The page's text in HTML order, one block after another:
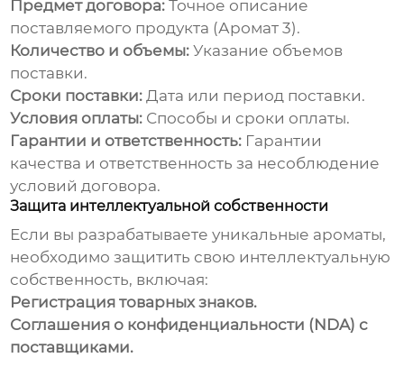
Предмет договора: Точное описание
поставляемого продукта (Аромат 3).
Количество и объемы: Указание объемов
поставки.
Сроки поставки: Дата или период поставки.
Условия оплаты: Способы и сроки оплаты.
Гарантии и ответственность: Гарантии
качества и ответственность за несоблюдение
условий договора.
Защита интеллектуальной собственности
Если вы разрабатываете уникальные ароматы,
необходимо защитить свою интеллектуальную
собственность, включая:
Регистрация товарных знаков.
Соглашения о конфиденциальности (NDA) с
поставщиками.